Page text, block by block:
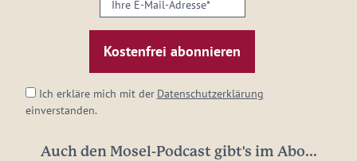
E-
Mail-
Adresse:
Ich erkläre mich mit der Datenschutzerklärung
einverstanden.
Auch den Mosel-Podcast gibt's im Abo...